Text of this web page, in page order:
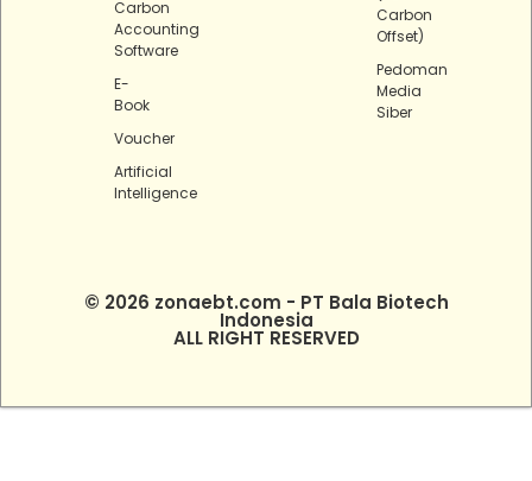
Carbon
Accounting
Software
E-
Book
Voucher
Artificial
Intelligence
Carbon
Offset)
Pedoman
Media
Siber
© 2026 zonaebt.com - PT Bala Biotech
Indonesia
ALL RIGHT RESERVED